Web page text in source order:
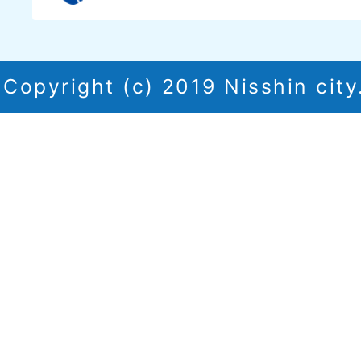
Copyright (c) 2019 Nisshin